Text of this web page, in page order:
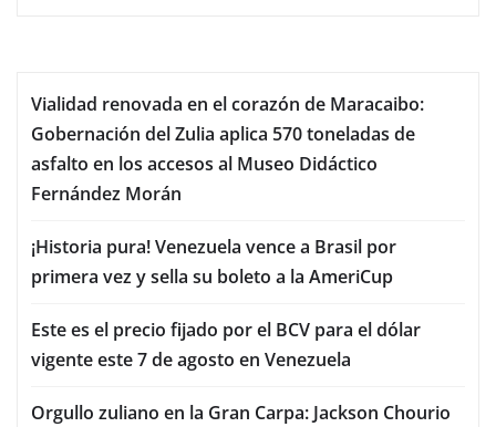
Vialidad renovada en el corazón de Maracaibo:
Gobernación del Zulia aplica 570 toneladas de
asfalto en los accesos al Museo Didáctico
Fernández Morán
¡Historia pura! Venezuela vence a Brasil por
primera vez y sella su boleto a la AmeriCup
Este es el precio fijado por el BCV para el dólar
vigente este 7 de agosto en Venezuela
Orgullo zuliano en la Gran Carpa: Jackson Chourio